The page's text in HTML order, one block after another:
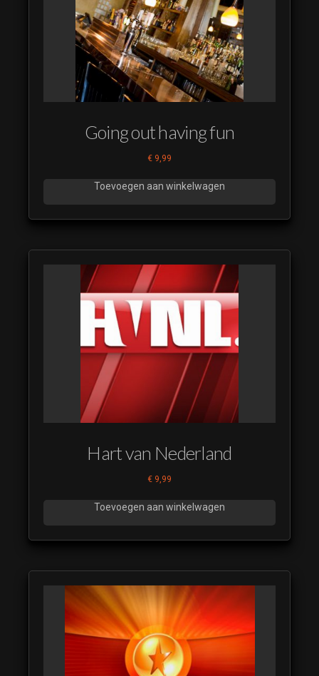
Going out having fun
€ 9,99
Toevoegen aan winkelwagen
Hart van Nederland
€ 9,99
Toevoegen aan winkelwagen